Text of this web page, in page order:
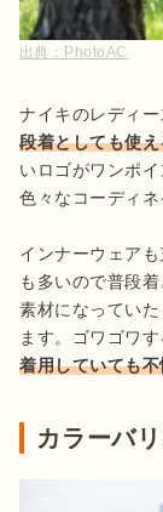
出典： PhotoAC
ナイキのレディ
段着としても使
いロゴがワンポ
色々なコーディネ
インナーウェア
も多いので普段
素材になってい
ます。ゴワゴワ
着用していても
カラーバ